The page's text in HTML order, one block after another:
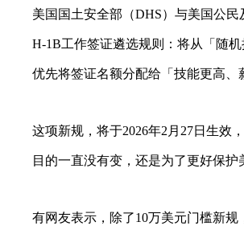
美国国土安全部（DHS）与美国公民
H-1B工作签证遴选规则：将从「随机抽
优先将签证名额分配给「技能更高、
这项新规，将于2026年2月27日生效，
目的一直没有变，还是为了更好保护
有网友表示，除了10万美元门槛新规